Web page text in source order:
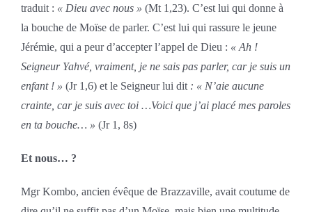
traduit : « Dieu avec nous » (Mt 1,23). C’est lui qui donne à
la bouche de Moïse de parler. C’est lui qui rassure le jeune
Jérémie, qui a peur d’accepter l’appel de Dieu : « Ah !
Seigneur Yahvé, vraiment, je ne sais pas parler, car je suis un
enfant ! » (Jr 1,6) et le Seigneur lui dit : « N’aie aucune
crainte, car je suis avec toi …Voici que j’ai placé mes paroles
en ta bouche… » (Jr 1, 8s)
Et nous… ?
Mgr Kombo, ancien évêque de Brazzaville, avait coutume de